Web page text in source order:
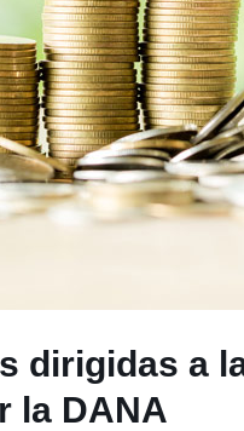
dirigidas a
la DANA